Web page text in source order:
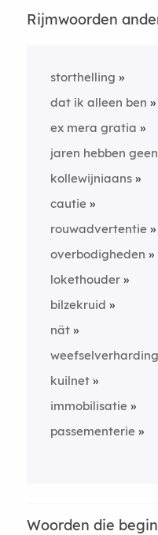
Rijmwoorden
storthelling
dat ik alleen ben
ex mera gratia
jaren hebben
kollewijniaans
cautie
rouwadvertentie
overbodigheden
lokethouder
bilzekruid
nät
kuilnet
immobilisatie
passementerie
Woorden die